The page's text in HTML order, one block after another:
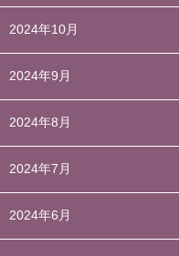
2024年10月
2024年9月
2024年8月
2024年7月
2024年6月